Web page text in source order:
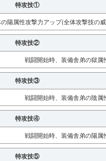
特攻技①
陽属性攻撃力アップ(全体攻撃技の
特攻技②
戦闘開始時、装備舎弟の獄属
特攻技③
戦闘開始時、装備舎弟の陰属
特攻技④
戦闘開始時、装備舎弟の陽属
特攻技⑤